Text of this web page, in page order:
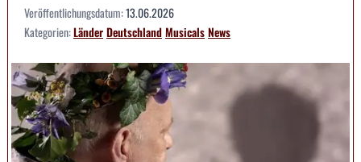
Veröffentlichungsdatum:13.06.2026
Kategorien:LänderDeutschlandMusicalsNews